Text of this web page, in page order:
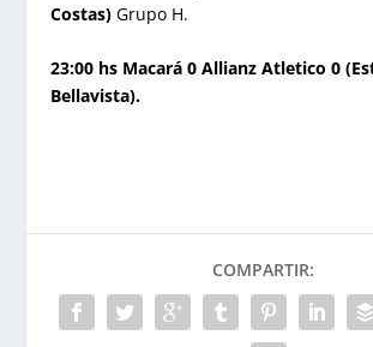
Costas) Grupo H.
23:00 hs Macará 0 Allianz Atletico 0
Bellavista).
COMPARTIR: